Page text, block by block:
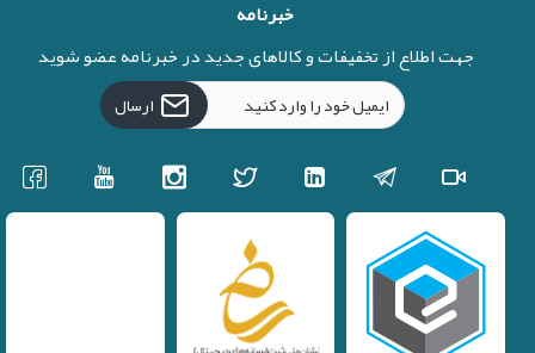
خبرنامه
جهت اطلاع از تخفیفات و کالاهای جدید در خبرنامه عضو شوید
ارسال